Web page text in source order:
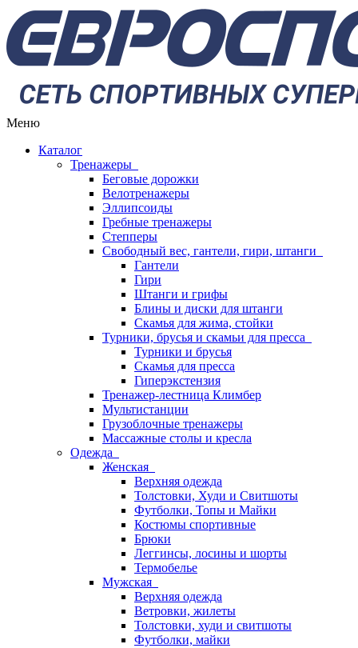
Меню
Каталог
Тренажеры
Беговые дорожки
Велотренажеры
Эллипсоиды
Гребные тренажеры
Степперы
Свободный вес, гантели, гири, штанги
Гантели
Гири
Штанги и грифы
Блины и диски для штанги
Скамья для жима, стойки
Турники, брусья и скамьи для пресса
Турники и брусья
Скамья для пресса
Гиперэкстензия
Тренажер-лестница Климбер
Мультистанции
Грузоблочные тренажеры
Массажные столы и кресла
Одежда
Женская
Верхняя одежда
Толстовки, Худи и Свитшоты
Футболки, Топы и Майки
Костюмы спортивные
Брюки
Леггинсы, лосины и шорты
Термобелье
Мужская
Верхняя одежда
Ветровки, жилеты
Толстовки, худи и свитшоты
Футболки, майки